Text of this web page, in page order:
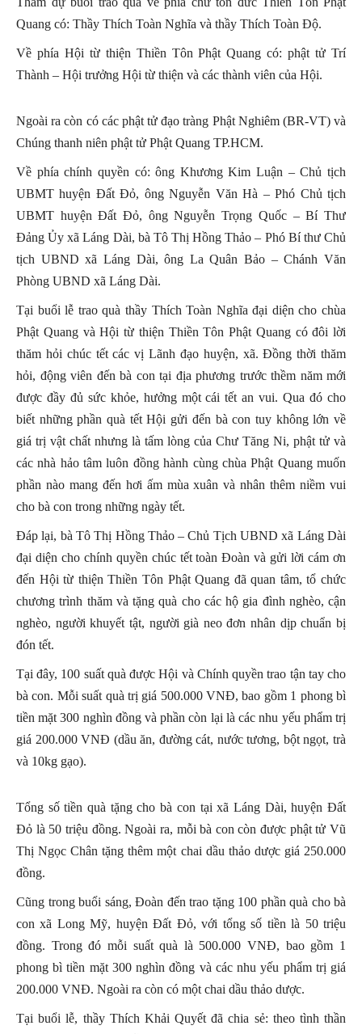
Quang có: Thầy Thích Toàn Nghĩa và thầy Thích Toàn Độ.
Về phía Hội từ thiện Thiền Tôn Phật Quang có: phật tử Trí
Thành – Hội trưởng Hội từ thiện và các thành viên của Hội.
Ngoài ra còn có các phật tử đạo tràng Phật Nghiêm (BR-VT) và
Chúng thanh niên phật tử Phật Quang TP.HCM.
Về phía chính quyền có: ông Khương Kim Luận – Chủ tịch
UBMT huyện Đất Đỏ, ông Nguyễn Văn Hà – Phó Chủ tịch
UBMT huyện Đất Đỏ, ông Nguyễn Trọng Quốc – Bí Thư
Đảng Ủy xã Láng Dài, bà Tô Thị Hồng Thảo – Phó Bí thư Chủ
tịch UBND xã Láng Dài, ông La Quân Bảo – Chánh Văn
Phòng UBND xã Láng Dài.
Tại buổi lễ trao quà thầy Thích Toàn Nghĩa đại diện cho chùa
Phật Quang và Hội từ thiện Thiền Tôn Phật Quang có đôi lời
thăm hỏi chúc tết các vị Lãnh đạo huyện, xã. Đồng thời thăm
hỏi, động viên đến bà con tại địa phương trước thềm năm mới
được đầy đủ sức khỏe, hưởng một cái tết an vui. Qua đó cho
biết những phần quà tết Hội gửi đến bà con tuy không lớn về
giá trị vật chất nhưng là tấm lòng của Chư Tăng Ni, phật tử và
các nhà hảo tâm luôn đồng hành cùng chùa Phật Quang muốn
phần nào mang đến hơi ấm mùa xuân và nhân thêm niềm vui
cho bà con trong những ngày tết.
Đáp lại, bà Tô Thị Hồng Thảo – Chủ Tịch UBND xã Láng Dài
đại diện cho chính quyền chúc tết toàn Đoàn và gửi lời cám ơn
đến Hội từ thiện Thiền Tôn Phật Quang đã quan tâm, tổ chức
chương trình thăm và tặng quà cho các hộ gia đình nghèo, cận
nghèo, người khuyết tật, người già neo đơn nhân dịp chuẩn bị
đón tết.
Tại đây, 100 suất quà được Hội và Chính quyền trao tận tay cho
bà con. Mỗi suất quà trị giá 500.000 VNĐ, bao gồm 1 phong bì
tiền mặt 300 nghìn đồng và phần còn lại là các nhu yếu phẩm trị
giá 200.000 VNĐ (dầu ăn, đường cát, nước tương, bột ngọt, trà
và 10kg gạo).
Tổng số tiền quà tặng cho bà con tại xã Láng Dài, huyện Đất
Đỏ là 50 triệu đồng. Ngoài ra, mỗi bà con còn được phật tử Vũ
Thị Ngọc Chân tặng thêm một chai dầu thảo dược giá 250.000
đồng.
Cũng trong buổi sáng, Đoàn đến trao tặng 100 phần quà cho bà
con xã Long Mỹ, huyện Đất Đỏ, với tổng số tiền là 50 triệu
đồng. Trong đó mỗi suất quà là 500.000 VNĐ, bao gồm 1
phong bì tiền mặt 300 nghìn đồng và các nhu yếu phẩm trị giá
200.000 VNĐ. Ngoài ra còn có một chai dầu thảo dược.
Tại buổi lễ, thầy Thích Khải Quyết đã chia sẻ: theo tình thần